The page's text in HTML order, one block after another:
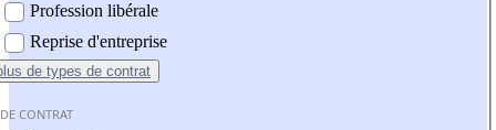
Profession libérale
Reprise d'entreprise
de types de contrat
CONTRAT